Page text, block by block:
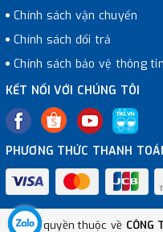
Chính sách vận chuyển
Chính sách đổi trả
Chính sách bảo vệ thông
KẾT NỐI VỚI CHÚNG TÔI
PHƯƠNG THỨC THANH
© Bản quyền thuộc về CÔNG